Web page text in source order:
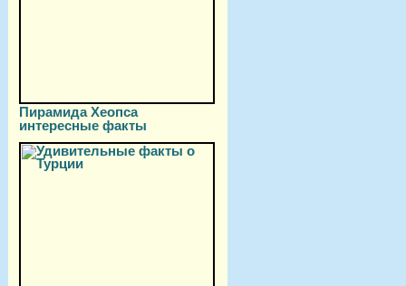
Пирамида Хеопса
интересные факты